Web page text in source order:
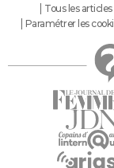
Tous les articles
Paramétrer les